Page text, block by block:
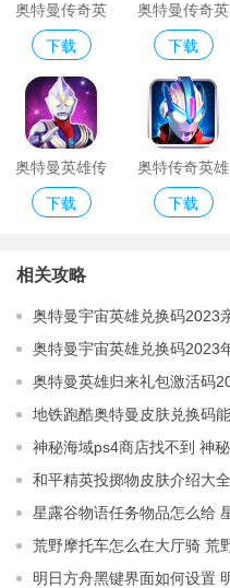
奥特曼传奇英
雄最新版破解
版
下载
奥特曼传奇英
雄破解版
下载
奥特曼英雄传
说破解版
下载
奥特传奇英雄
破解版
下载
相关攻略
奥特曼宇宙英雄兑换码2023
最新领取
奥特曼宇宙英雄兑换码2023
兑换码2023永久有效最新分
奥特曼英雄归来礼包激活码
包激活码二月最新分享
地铁跑酷奥特曼皮肤兑换码
奥特曼皮肤兑换码能用未过
神秘海域ps4商店找不到 神
和平精英投掷物皮肤介绍大
星露谷物语任务物品怎么给
荒野摩托车怎么在大厅骑 荒
明日方舟黑键界面如何设置